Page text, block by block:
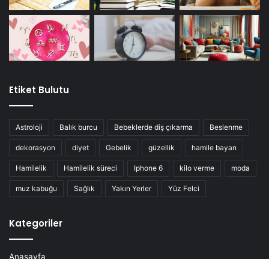
Etiket Bulutu
Astroloji Balık burcu Bebeklerde diş çıkarma Beslenme
dekorasyon diyet Gebelik güzellik hamile bayan
Hamilelik Hamilelik süreci Iphone 6 kilo verme moda
muz kabuğu Sağlık Yakın Yerler Yüz Felci
Kategoriler
Anasayfa